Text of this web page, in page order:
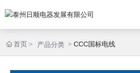
网站首页
首页 产品分类 CCC国标电线